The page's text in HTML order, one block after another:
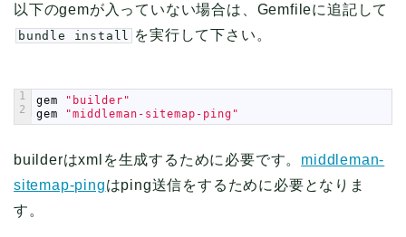
以下のgemが入っていない場合は、Gemfileに追記して
bundle install を実行して下さい。
1
2
gem
"builder"
gem
"middleman-sitemap-ping"
builderはxmlを生成するために必要です。 middleman-
sitemap-pingはping送信をするために必要となりま
す。